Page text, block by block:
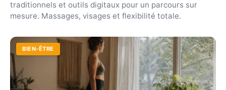
traditionnels et outils digitaux pour un parcours sur
mesure. Massages, visages et flexibilité totale.
BIEN-ÊTRE